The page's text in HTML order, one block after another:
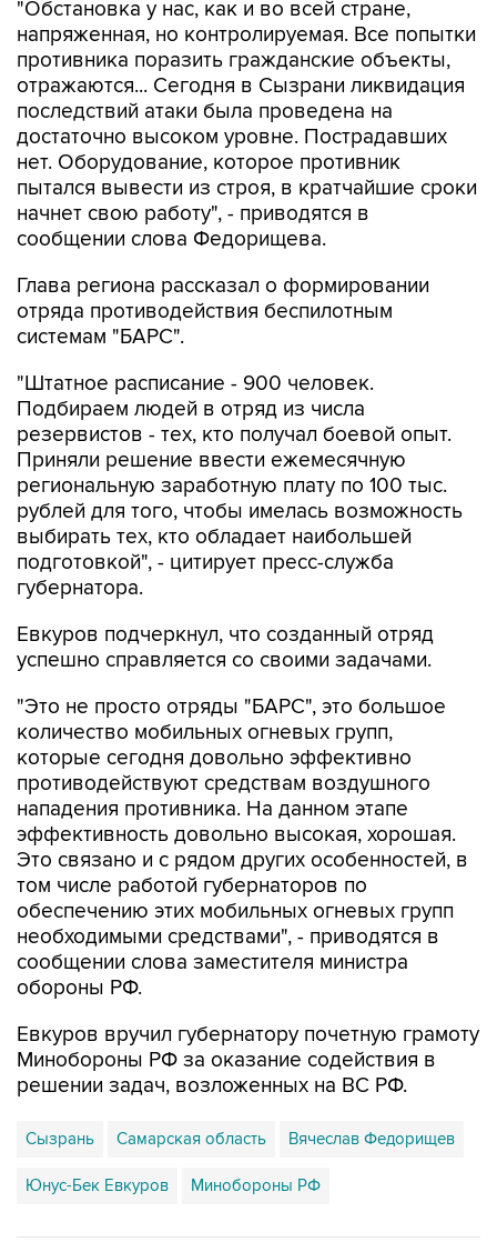
"Обстановка у нас, как и во всей стране,
напряженная, но контролируемая. Все попытки
противника поразить гражданские объекты,
отражаются... Сегодня в Сызрани ликвидация
последствий атаки была проведена на
достаточно высоком уровне. Пострадавших
нет. Оборудование, которое противник
пытался вывести из строя, в кратчайшие сроки
начнет свою работу", - приводятся в
сообщении слова Федорищева.
Глава региона рассказал о формировании
отряда противодействия беспилотным
системам "БАРС".
"Штатное расписание - 900 человек.
Подбираем людей в отряд из числа
резервистов - тех, кто получал боевой опыт.
Приняли решение ввести ежемесячную
региональную заработную плату по 100 тыс.
рублей для того, чтобы имелась возможность
выбирать тех, кто обладает наибольшей
подготовкой", - цитирует пресс-служба
губернатора.
Евкуров подчеркнул, что созданный отряд
успешно справляется со своими задачами.
"Это не просто отряды "БАРС", это большое
количество мобильных огневых групп,
которые сегодня довольно эффективно
противодействуют средствам воздушного
нападения противника. На данном этапе
эффективность довольно высокая, хорошая.
Это связано и с рядом других особенностей, в
том числе работой губернаторов по
обеспечению этих мобильных огневых групп
необходимыми средствами", - приводятся в
сообщении слова заместителя министра
обороны РФ.
Евкуров вручил губернатору почетную грамоту
Минобороны РФ за оказание содействия в
решении задач, возложенных на ВС РФ.
Сызрань Самарская область Вячеслав Федорищев
Юнус-Бек Евкуров Минобороны РФ